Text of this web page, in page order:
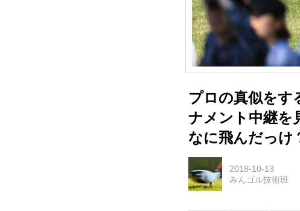
プロの真似をす
ナメント中継を
なに飛んだっけ
2018-10-13
みんゴル技術班